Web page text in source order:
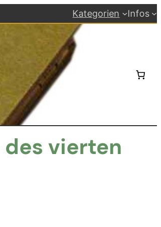
Kategorien Infos
des vierten